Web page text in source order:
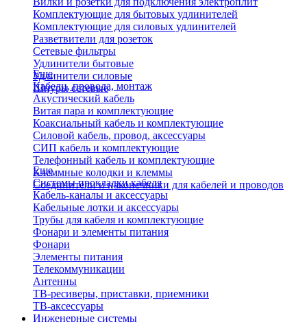
Комплектующие для бытовых удлинителей
Комплектующие для силовых удлинителей
Разветвители для розеток
Сетевые фильтры
Удлинители бытовые
Удлинители силовые
Шнуры сетевые
Еще
Кабели, провода, монтаж
Акустический кабель
Витая пара и комплектующие
Коаксиальный кабель и комплектующие
Силовой кабель, провод, аксессуары
СИП кабель и комплектующие
Телефонный кабель и комплектующие
Клеммные колодки и клеммы
Соединители и наконечники для кабелей и проводов
Еще
Системы прокладки кабеля
Кабель-каналы и аксессуары
Кабельные лотки и аксессуары
Трубы для кабеля и комплектующие
Фонари и элементы питания
Фонари
Элементы питания
Телекоммуникации
Антенны
ТВ-ресиверы, приставки, приемники
ТВ-аксессуары
Инженерные системы